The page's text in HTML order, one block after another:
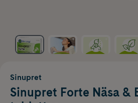
Sinupret
Sinupret Forte Näsa &